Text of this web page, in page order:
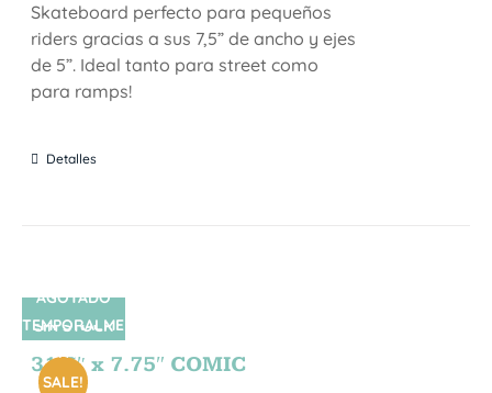
Skateboard perfecto para pequeños
riders gracias a sus 7,5” de ancho y ejes
de 5”. Ideal tanto para street como
para ramps!
Detalles
SIN STOCK
SALE!
AGOTADO
TEMPORALME
NTE
31.5″ x 7.75″ COMIC